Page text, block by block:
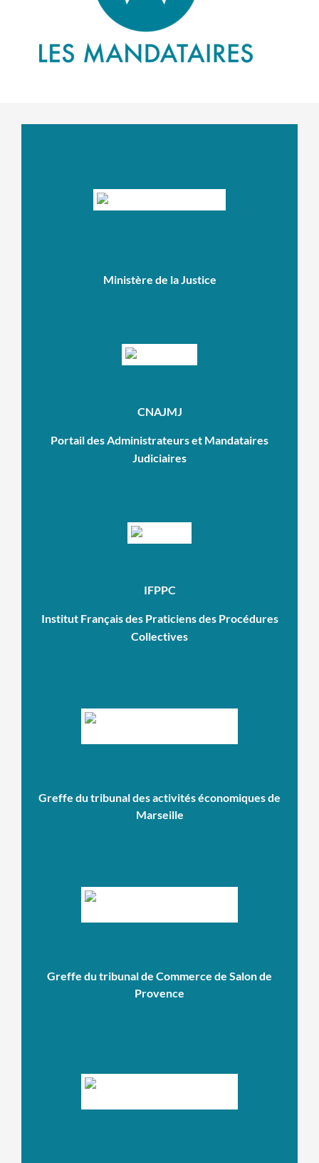
Ministère de la Justice
CNAJMJ
Portail des Administrateurs et Mandataires
Judiciaires
IFPPC
Institut Français des Praticiens des Procédures
Collectives
Greffe du tribunal des activités économiques de
Marseille
Greffe du tribunal de Commerce de Salon de
Provence